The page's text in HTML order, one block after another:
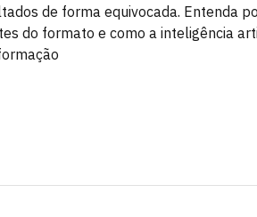
de forma equivocada. Entenda
do formato e como a inteligência